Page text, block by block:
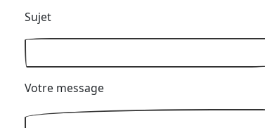
Sujet
Votre message